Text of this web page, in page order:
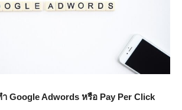
Google Adwords หรือ Pay Per Click